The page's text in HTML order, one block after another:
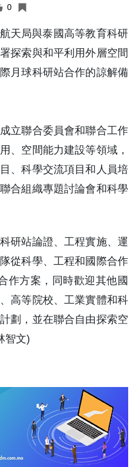
0
天局與泰國高等教育科研
探索與和平利用外層空間
月球科研站合作的諒解備
立聯合委員會和聯合工作
、空間能力建設等領域，
、科學交流項目和人員培
合組織專題討論會和科學
研站論證、工程實施、運
從科學、工程和國際合作
作方案，同時歡迎其他國
高等院校、工業實體和科
劃，並在聯合自由探索空
智文)